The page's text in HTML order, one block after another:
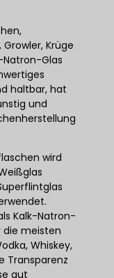
Krüge
Natron-Glas
haltbar, hat
und
wird
Kalk-Natron-
die meisten
Whiskey,
Transparenz
gut